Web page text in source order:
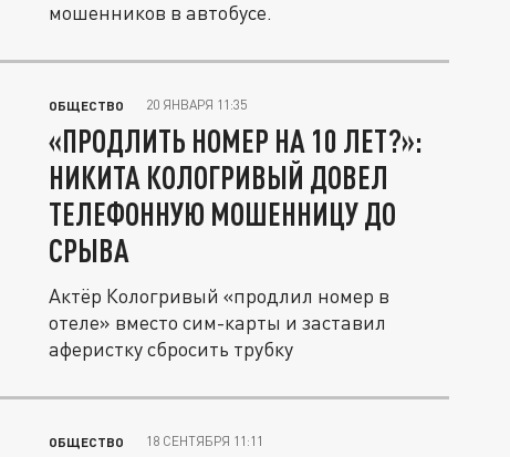
мошенников в автобусе.
ОБЩЕСТВО 20 ЯНВАРЯ 11:35
«ПРОДЛИТЬ НОМЕР НА 10 ЛЕТ?»:
НИКИТА КОЛОГРИВЫЙ ДОВЕЛ
ТЕЛЕФОННУЮ МОШЕННИЦУ ДО
СРЫВА
Актёр Кологривый «продлил номер в
отеле» вместо сим-карты и заставил
аферистку сбросить трубку
ОБЩЕСТВО 18 СЕНТЯБРЯ 11:11